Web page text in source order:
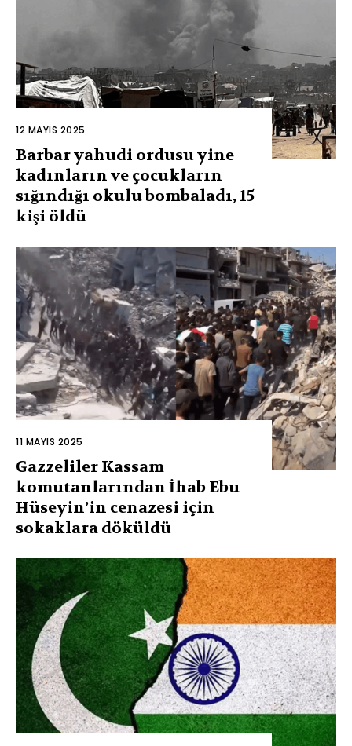
12 MAYIS 2025
Barbar yahudi ordusu yine
kadınların ve çocukların
sığındığı okulu bombaladı, 15
kişi öldü
11 MAYIS 2025
Gazzeliler Kassam
komutanlarından İhab Ebu
Hüseyin’in cenazesi için
sokaklara döküldü